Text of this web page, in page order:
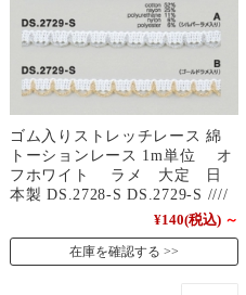
ゴム入りストレッチレース 綿
トーションレース 1m単位 オ
フホワイト ラメ 大定 日
本製 DS.2728-S DS.2729-S ////
¥140(税込) ～
在庫を確認する